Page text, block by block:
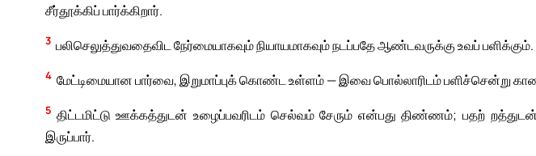
சீர்தூக்கிப் பார்க்கிறார்.
3 பலிசெலுத்துவதைவிட நேர்மையாகவும் நியாயமாகவும் நடப்பதே ஆண்டவருக்கு உவப் பளிக்கும்.
4 மேட்டிமையான பார்வை, இறுமாப்புக் கொண்ட உள்ளம் — இவை பொல்லாரிடம் பளிச்சென்று
5 திட்டமிட்டு ஊக்கத்துடன் உழைப்பவரிடம் செல்வம் சேரும் என்பது திண்ணம்; பதற்
இருப்பார்.